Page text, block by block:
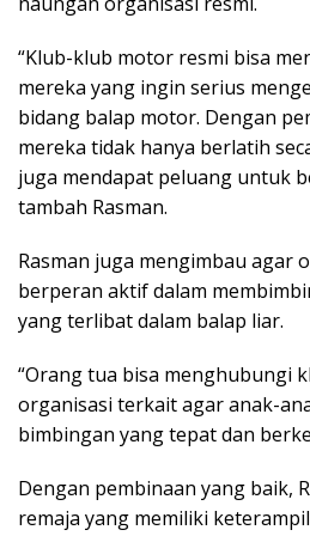
“Klub-klub motor resmi bisa
mereka yang ingin serius
bidang balap motor. Dengan
mereka tidak hanya berlatih
juga mendapat peluang untuk
tambah Rasman.
Rasman juga mengimbau agar
berperan aktif dalam
yang terlibat dalam balap liar.
“Orang tua bisa menghubungi
organisasi terkait agar anak-
bimbingan yang tepat dan
Dengan pembinaan yang baik,
remaja yang memiliki